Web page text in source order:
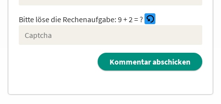
Bitte löse die Rechenaufgabe: 9 + 2 = ?
e